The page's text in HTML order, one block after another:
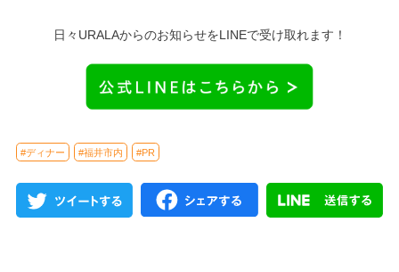
日々URALAからのお知らせをLINEで受け取れます！
#ディナー #福井市内 #PR